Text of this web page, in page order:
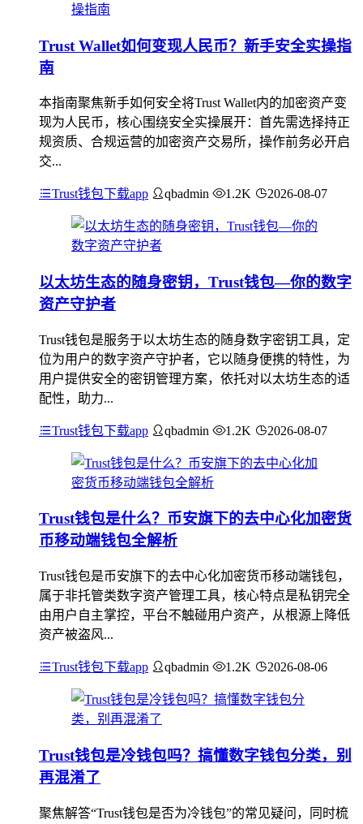
Trust Wallet如何变现人民币？新手安全实操指
南
本指南聚焦新手如何安全将Trust Wallet内的加密资产变
现为人民币，核心围绕安全实操展开：首先需选择持正
规资质、合规运营的加密资产交易所，操作前务必开启
交...
Trust钱包下载app qbadmin 1.2K 2026-08-07
以太坊生态的随身密钥，Trust钱包—你的数字
资产守护者
Trust钱包是服务于以太坊生态的随身数字密钥工具，定
位为用户的数字资产守护者，它以随身便携的特性，为
用户提供安全的密钥管理方案，依托对以太坊生态的适
配性，助力...
Trust钱包下载app qbadmin 1.2K 2026-08-07
Trust钱包是什么？币安旗下的去中心化加密货
币移动端钱包全解析
Trust钱包是币安旗下的去中心化加密货币移动端钱包，
属于非托管类数字资产管理工具，核心特点是私钥完全
由用户自主掌控，平台不触碰用户资产，从根源上降低
资产被盗风...
Trust钱包下载app qbadmin 1.2K 2026-08-06
Trust钱包是冷钱包吗？搞懂数字钱包分类，别
再混淆了
聚焦解答“Trust钱包是否为冷钱包”的常见疑问，同时梳